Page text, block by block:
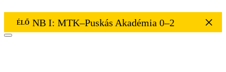
ÉLŐ NB I: MTK–Puskás Akadémia 0–2